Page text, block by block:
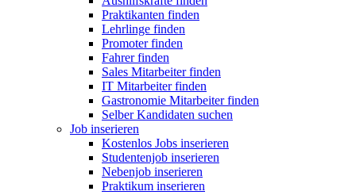
Praktikanten finden
Lehrlinge finden
Promoter finden
Fahrer finden
Sales Mitarbeiter finden
IT Mitarbeiter finden
Gastronomie Mitarbeiter finden
Selber Kandidaten suchen
Job inserieren
Kostenlos Jobs inserieren
Studentenjob inserieren
Nebenjob inserieren
Praktikum inserieren